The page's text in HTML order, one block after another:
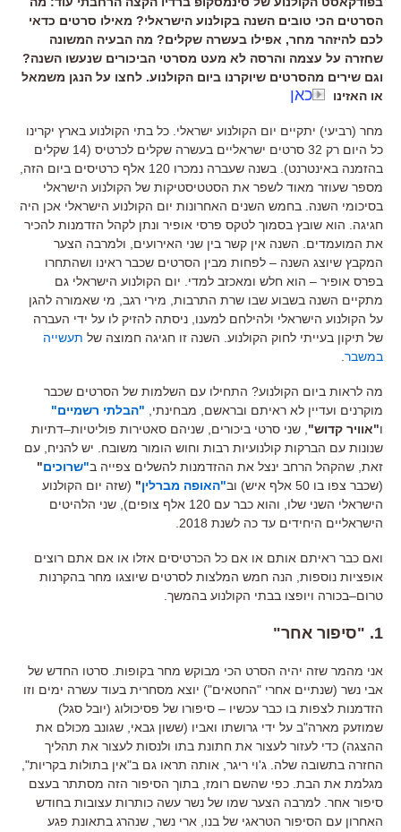
הסרטים הכי טובים השנה בקולנוע הישראלי? מאילו סרטים כדאי
לכם להיזהר מחר, אפילו בעשרה שקלים? מה הבעיה המשונה
שחזרה על עצמה והרסה לא מעט מסרטי הביכורים שנעשו השנה?
וגם שירים מהסרטים שיוקרנו ביום הקולנוע. לחצו על הנגן משמאל
או האזינו
כאן
מחר (רביעי) יתקיים יום הקולנוע ישראלי כל בתי הקולנוע בארץ יקרינו
כל היום רק 32 סרטים ישראליים בעשרה שקלים לכרטיס (14
שקלים
בהזמנה באינטרנט). בשנה שעברה נמכרו 120 אלף כרטיסים ביום הזה
מספר שעוזר מאוד לשפר את הסטטיסטיקות של הקולנוע הישראלי
בסיכומי השנה בחמש השנים האחרונות יום הקולנוע הישראלי אכן היה
חגיגה
הוא שובץ בסמוך לטקס פרסי אופיר ונתן לקהל הזדמנות להכיר
את המועמדים
השנה אין קשר בין שני האירועים
ולמרבה הצער
המקבץ שיוצג השנה – לפחות מבין הסרטים שכבר ראינו ושהתחרו
בפרס אופיר – הוא חלש ומאכזב למדי
יום הקולנוע הישראלי גם
מתקיים השנה בשבוע שבו שרת התרבות מירי רגב מי שאמורה להגן
על הקולנוע הישראלי ולהילחם למענו ניסתה להזיק לו על ידי העברה
של תיקון בעייתי לחוק הקולנוע השנה זו חגיגה חמוצה של תעשייה
במשבר
מה לראות ביום הקולנוע? התחילו עם השלמות של הסרטים שכבר
מוקרנים ועדיין לא ראיתם ובראשם
מבחינתי "הבלתי רשמיים"
ו"אוויר קדוש" שני סרטי ביכורים שניהם סאטירות פוליטיות–דתיות
שנונות עם הברקות קולנועיות רבות וחוש הומור משובח
יש להניח עם
זאת שהקהל הרחב ינצל את ההזדמנות להשלים צפייה ב"שרוכים"
(שכבר צפו בו 50 אלף איש) וב"האופה מברלין"
(שזה יום הקולנוע
הישראלי השני שלו
והוא כבר עם 120 אלף צופים), שני הלהיטים
הישראליים היחידים עד כה לשנת 2018.
ואם כבר ראיתם אותם או אם כל הכרטיסים אזלו או אם אתם רוצים
אופציות נוספות הנה חמש המלצות לסרטים שיוצגו מחר בהקרנות
טרום–בכורה ויופצו בבתי הקולנוע בהמשך
1. " סיפור אחר"
אני מהמר שזה יהיה הסרט הכי מבוקש מחר בקופות סרטו החדש של
אבי נשר (שנתיים אחרי "החטאים") יוצא מסחרית בעוד עשרה ימים וזו
הזדמנות לצפות בו כבר עכשיו – סיפורו של פסיכולוג (יובל סגל)
שמוזעק מארה"ב על ידי גרושתו ואביו (ששון גבאי שגונב מכולם את
ההצגה) כדי לעזור לעצור את חתונת בתו ולנסות לעצור את תהליך
החזרה בתשובה שלה ג'וי ריגר אותה תראו גם ב"אין בתולות בקריות",
מגלמת את הבת כפי שהשם רומז בתוך הסיפור הזה מסתתר בעצם
סיפור אחר למרבה הצער שמו של נשר עשה כותרות עצובות בחודש
האחרון עם הסיפור הטראגי של בנו
ארי נשר שנהרג בתאונת פגע